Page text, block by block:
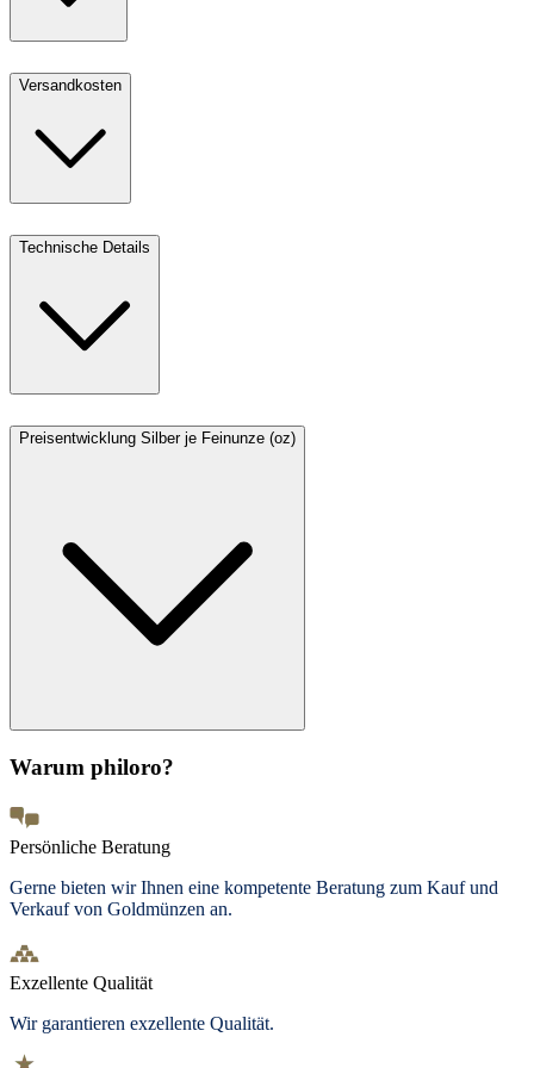
Versandkosten
Technische Details
Preisentwicklung Silber je Feinunze (oz)
Warum philoro?
Persönliche Beratung
Gerne bieten wir Ihnen eine kompetente Beratung zum Kauf und
Verkauf von Goldmünzen an.
Exzellente Qualität
Wir garantieren exzellente Qualität.